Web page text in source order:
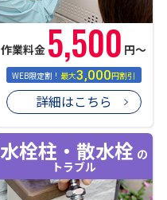
作業料金 5,500 円〜
WEB限定割！最大3,000円割引
詳細はこちら
水栓柱・散水栓 の
トラブル